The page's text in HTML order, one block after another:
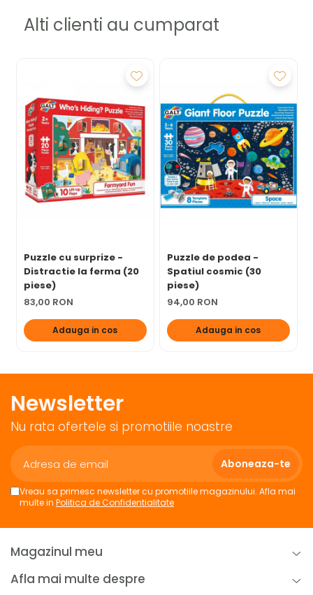
produsul departe de surse de caldura, foc si umiditate.
Alti clienti au cumparat
Puzzle cu surprize -
Distractie la ferma (20
piese)
83,00 RON
Adauga in cos
Puzzle de podea -
Spatiul cosmic (30
piese)
94,00 RON
Adauga in cos
Newsletter
Nu rata ofertele si promotiile noastre
Vreau sa primesc newsletter cu promotiile magazinului. Afla mai
multe in Politica de Confidentialitate
Magazinul meu
Afla mai multe despre